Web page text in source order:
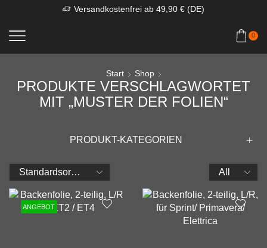
Versandkostenfrei ab 49,90 € (DE)
0
Start Shop
PRODUKTE VERSCHLAGWORTET
MIT „MUSTER DER FOLIEN“
Products
per
page
ANGEBOT
PRODUKT-KATEGORIEN